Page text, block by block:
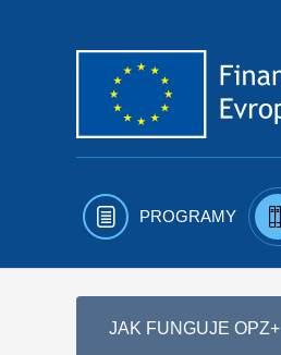
PROGRAMY
JAK FUNGUJE OPZ+